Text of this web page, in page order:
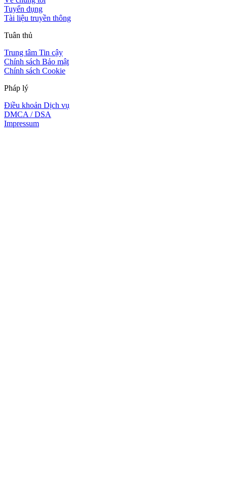
Tuyển dụng
Tài liệu truyền thông
Tuân thủ
Trung tâm Tin cậy
Chính sách Bảo mật
Chính sách Cookie
Pháp lý
Điều khoản Dịch vụ
DMCA / DSA
Impressum